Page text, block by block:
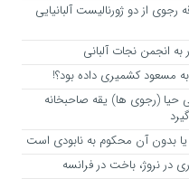
از دو ژورنالیست آلبانیایی
به انجمن نجات آلبانی
مسعود کشمیری داده بود؟!
حیا (رجوی ها) یقه صاحبخانه
بدون آن محکوم به نابودی است